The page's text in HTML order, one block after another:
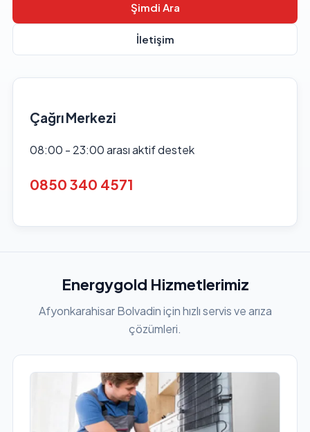
Şimdi Ara
İletişim
Çağrı Merkezi
08:00 - 23:00 arası aktif destek
0850 340 4571
Energygold Hizmetlerimiz
Afyonkarahisar Bolvadin için hızlı servis ve arıza
çözümleri.